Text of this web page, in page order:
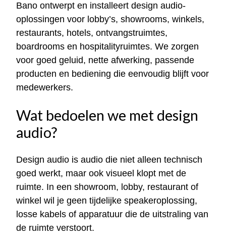
Bano ontwerpt en installeert design audio-
oplossingen voor lobby’s, showrooms, winkels,
restaurants, hotels, ontvangstruimtes,
boardrooms en hospitalityruimtes. We zorgen
voor goed geluid, nette afwerking, passende
producten en bediening die eenvoudig blijft voor
medewerkers.
Wat bedoelen we met design
audio?
Design audio is audio die niet alleen technisch
goed werkt, maar ook visueel klopt met de
ruimte. In een showroom, lobby, restaurant of
winkel wil je geen tijdelijke speakeroplossing,
losse kabels of apparatuur die de uitstraling van
de ruimte verstoort.